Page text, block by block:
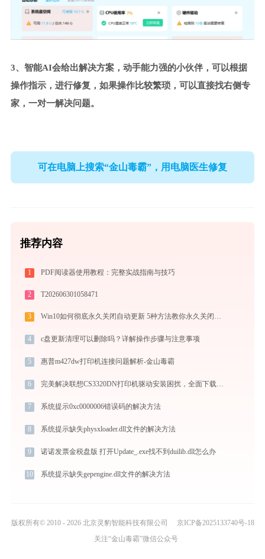
3、智能AI会给出解决方案，动手能力强的小伙伴，可以根据
操作指示，进行修复，如果操作比较繁琐，可以直接找右侧专
家，一对一解决问题。
可在电脑上搜索“金山毒霸”，用电脑医生修复
推荐内容
1 PDF阅读器使用教程：完整实战指南与技巧
2 T202606301058471
3 Win10如何彻底永久关闭自动更新 5种方法教你永久关闭win10自动更新
4 c盘更新清理可以删除吗？详解操作步骤与注意事项
5 惠普m427dw打印机连接问题解析-金山毒霸
6 完美解决联想CS3320DN打印机驱动安装困扰，全面下载安装教程
7 系统提示0xc0000006错误码的解决方法
8 系统提示缺失physxloader.dll文件的解决方法
9 诺诺发票金税盘版 打开Update_.exe找不到duilib.dll怎么办
10 系统提示缺失gepengine.dll文件的解决方法
版权所有© 2010 - 2026 北京灵豹智能科技有限公司
京ICP备2025133740号-18
关注“金山毒霸”微信公众号